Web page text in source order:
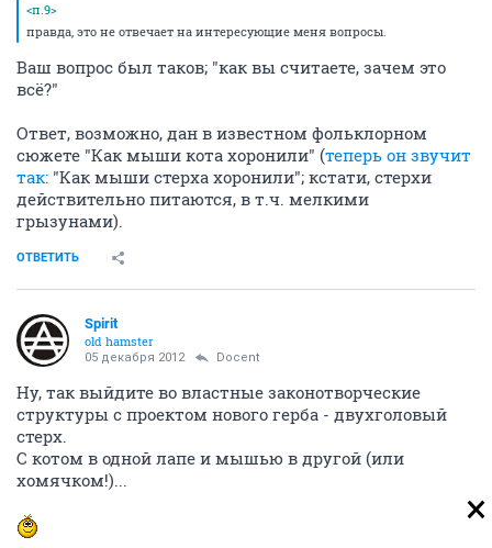
<п.9>
правда, это не отвечает на интересующие меня вопросы.
Ваш вопрос был таков; "как вы считаете, зачем это
всё?"
Ответ, возможно, дан в известном фольклорном
сюжете "Как мыши кота хоронили" (теперь он звучит
так: "Как мыши стерха хоронили"; кстати, стерхи
действительно питаются, в т.ч. мелкими
грызунами).
ОТВЕТИТЬ
Spirit
old hamster
05 декабря 2012 Docent
Ну, так выйдите во властные законотворческие
структуры с проектом нового герба - двухголовый
стерх.
С котом в одной лапе и мышью в другой (или
хомячком!)...